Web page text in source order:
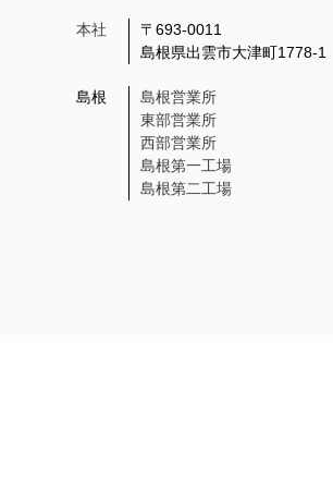
本社
〒693-0011
島根県出雲市大津町1778-1
島根
島根営業所
東部営業所
西部営業所
島根第一工場
島根第二工場